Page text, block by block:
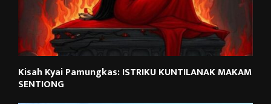
Kisah Kyai Pamungkas: ISTRIKU KUNTILANAK MAKAM
SENTIONG